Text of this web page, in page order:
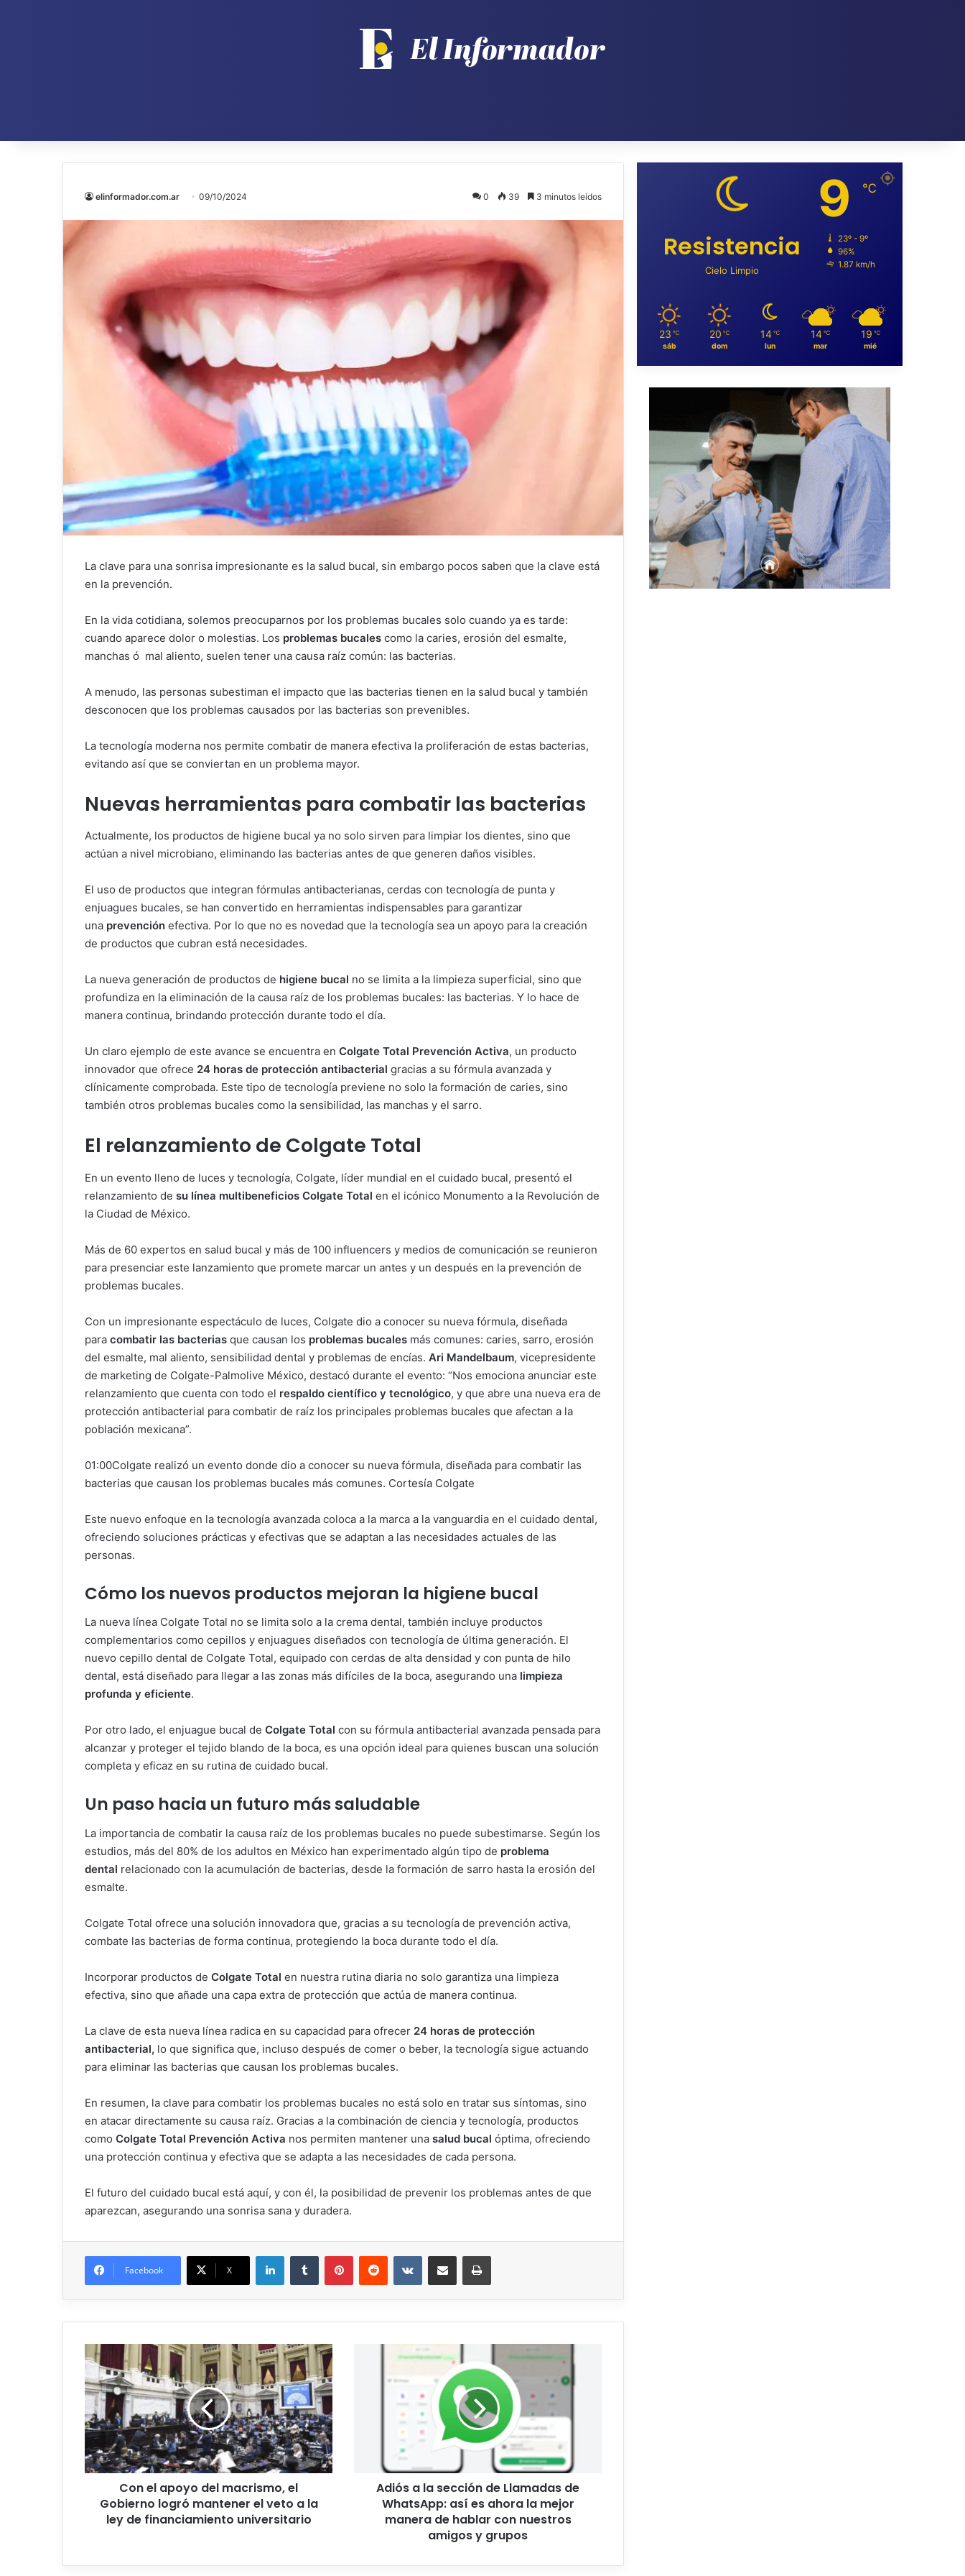
elinformador.com.ar 09/10/2024 0 39 3 minutos leídos
La clave para una sonrisa impresionante es la salud bucal, sin embargo pocos saben que la clave está
en la prevención.
En la vida cotidiana, solemos preocuparnos por los problemas bucales solo cuando ya es tarde:
cuando aparece dolor o molestias. Los problemas bucales como la caries, erosión del esmalte,
manchas ó mal aliento, suelen tener una causa raíz común: las bacterias.
A menudo, las personas subestiman el impacto que las bacterias tienen en la salud bucal y también
desconocen que los problemas causados por las bacterias son prevenibles.
La tecnología moderna nos permite combatir de manera efectiva la proliferación de estas bacterias,
evitando así que se conviertan en un problema mayor.
Nuevas herramientas para combatir las bacterias
Actualmente, los productos de higiene bucal ya no solo sirven para limpiar los dientes, sino que
actúan a nivel microbiano, eliminando las bacterias antes de que generen daños visibles.
El uso de productos que integran fórmulas antibacterianas, cerdas con tecnología de punta y
enjuagues bucales, se han convertido en herramientas indispensables para garantizar
una prevención efectiva. Por lo que no es novedad que la tecnología sea un apoyo para la creación
de productos que cubran está necesidades.
La nueva generación de productos de higiene bucal no se limita a la limpieza superficial, sino que
profundiza en la eliminación de la causa raíz de los problemas bucales: las bacterias. Y lo hace de
manera continua, brindando protección durante todo el día.
Un claro ejemplo de este avance se encuentra en Colgate Total Prevención Activa, un producto
innovador que ofrece 24 horas de protección antibacterial gracias a su fórmula avanzada y
clínicamente comprobada. Este tipo de tecnología previene no solo la formación de caries, sino
también otros problemas bucales como la sensibilidad, las manchas y el sarro.
El relanzamiento de Colgate Total
En un evento lleno de luces y tecnología, Colgate, líder mundial en el cuidado bucal, presentó el
relanzamiento de su línea multibeneficios Colgate Total en el icónico Monumento a la Revolución de
la Ciudad de México.
Más de 60 expertos en salud bucal y más de 100 influencers y medios de comunicación se reunieron
para presenciar este lanzamiento que promete marcar un antes y un después en la prevención de
problemas bucales.
Con un impresionante espectáculo de luces, Colgate dio a conocer su nueva fórmula, diseñada
para combatir las bacterias que causan los problemas bucales más comunes: caries, sarro, erosión
del esmalte, mal aliento, sensibilidad dental y problemas de encías. Ari Mandelbaum, vicepresidente
de marketing de Colgate-Palmolive México, destacó durante el evento: “Nos emociona anunciar este
relanzamiento que cuenta con todo el respaldo científico y tecnológico, y que abre una nueva era de
protección antibacterial para combatir de raíz los principales problemas bucales que afectan a la
población mexicana”.
01:00Colgate realizó un evento donde dio a conocer su nueva fórmula, diseñada para combatir las
bacterias que causan los problemas bucales más comunes. Cortesía Colgate
Este nuevo enfoque en la tecnología avanzada coloca a la marca a la vanguardia en el cuidado dental,
ofreciendo soluciones prácticas y efectivas que se adaptan a las necesidades actuales de las
personas.
Cómo los nuevos productos mejoran la higiene bucal
La nueva línea Colgate Total no se limita solo a la crema dental, también incluye productos
complementarios como cepillos y enjuagues diseñados con tecnología de última generación. El
nuevo cepillo dental de Colgate Total, equipado con cerdas de alta densidad y con punta de hilo
dental, está diseñado para llegar a las zonas más difíciles de la boca, asegurando una limpieza
profunda y eficiente.
Por otro lado, el enjuague bucal de Colgate Total con su fórmula antibacterial avanzada pensada para
alcanzar y proteger el tejido blando de la boca, es una opción ideal para quienes buscan una solución
completa y eficaz en su rutina de cuidado bucal.
Un paso hacia un futuro más saludable
La importancia de combatir la causa raíz de los problemas bucales no puede subestimarse. Según los
estudios, más del 80% de los adultos en México han experimentado algún tipo de problema
dental relacionado con la acumulación de bacterias, desde la formación de sarro hasta la erosión del
esmalte.
Colgate Total ofrece una solución innovadora que, gracias a su tecnología de prevención activa,
combate las bacterias de forma continua, protegiendo la boca durante todo el día.
Incorporar productos de Colgate Total en nuestra rutina diaria no solo garantiza una limpieza
efectiva, sino que añade una capa extra de protección que actúa de manera continua.
La clave de esta nueva línea radica en su capacidad para ofrecer 24 horas de protección
antibacterial, lo que significa que, incluso después de comer o beber, la tecnología sigue actuando
para eliminar las bacterias que causan los problemas bucales.
En resumen, la clave para combatir los problemas bucales no está solo en tratar sus síntomas, sino
en atacar directamente su causa raíz. Gracias a la combinación de ciencia y tecnología, productos
como Colgate Total Prevención Activa nos permiten mantener una salud bucal óptima, ofreciendo
una protección continua y efectiva que se adapta a las necesidades de cada persona.
El futuro del cuidado bucal está aquí, y con él, la posibilidad de prevenir los problemas antes de que
aparezcan, asegurando una sonrisa sana y duradera.
Facebook X
Con el apoyo del macrismo, el
Gobierno logró mantener el veto a la
ley de financiamiento universitario
Adiós a la sección de Llamadas de
WhatsApp: así es ahora la mejor
manera de hablar con nuestros
amigos y grupos
Resistencia
Cielo Limpio
9 ℃
23º - 9º
96%
1.87 km/h
23 ℃
sáb
20 ℃
dom
14 ℃
lun
14 ℃
mar
19 ℃
mié